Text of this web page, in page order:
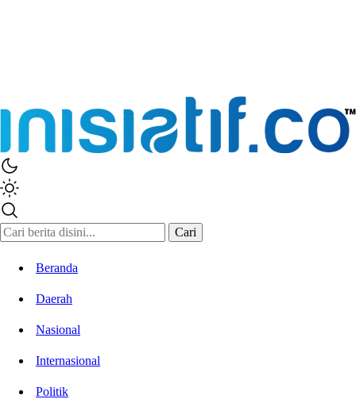
Inisiatif.co
Stay Connected Stay Informed
Cari
Beranda
Daerah
Nasional
Internasional
Politik